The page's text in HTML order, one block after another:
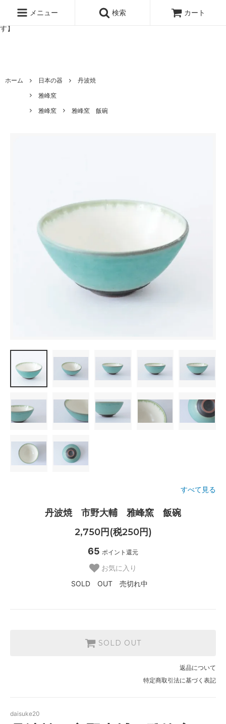
ッタのオンラインストア【アラビア,クイストゴーなどの北欧ヴィンテ
ージ食器,雅峰窯やソルテグラスジュエリーなどの作家の作品が並びま
す】
メニュー 検索 カート
ホーム 日本の器
丹波焼
雅峰窯
雅峰窯
雅峰窯 飯碗
すべて見る
丹波焼 市野大輔 雅峰窯 飯碗
2,750円(税250円)
65 ポイント還元
お気に入り
SOLD OUT 売切れ中
SOLD OUT
返品について
特定商取引法に基づく表記
daisuke20